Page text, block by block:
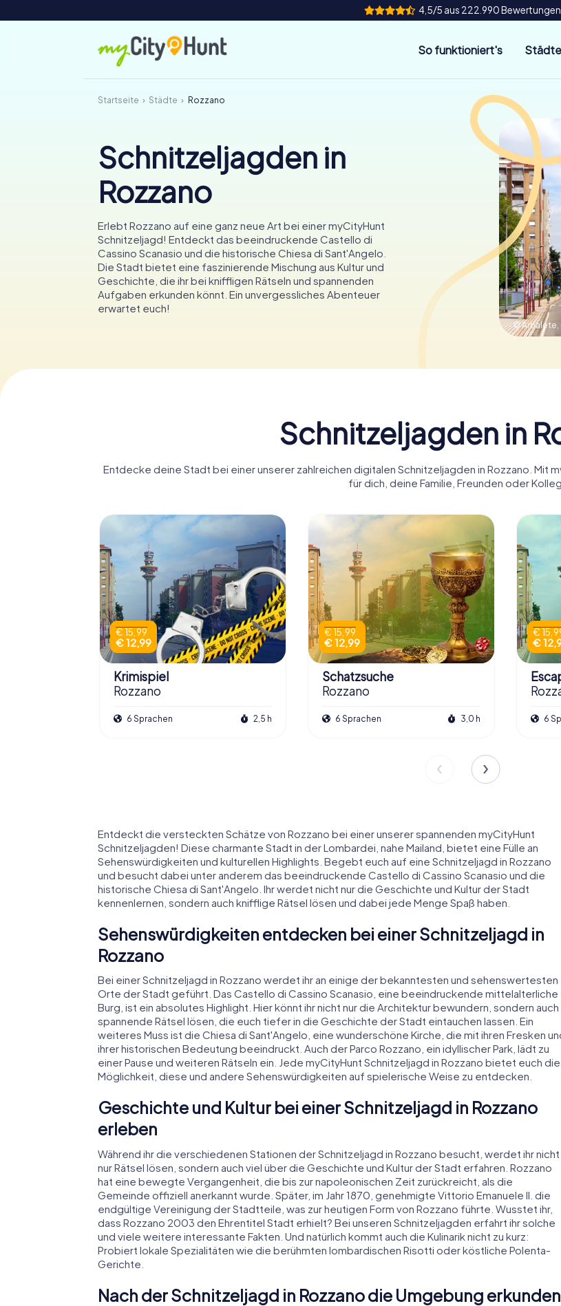
4,5/5 aus 222.990 Bewertungen
So funktioniert's Städte
Startseite Städte Rozzano
Schnitzeljagden in
Rozzano
Erlebt Rozzano auf eine ganz neue Art bei einer myCityHunt
Schnitzeljagd! Entdeckt das beeindruckende Castello di
Cassino Scanasio und die historische Chiesa di Sant'Angelo.
Die Stadt bietet eine faszinierende Mischung aus Kultur und
Geschichte, die ihr bei kniffligen Rätseln und spannenden
Aufgaben erkunden könnt. Ein unvergessliches Abenteuer
erwartet euch!
© Arbalete,
Schnitzeljagden in
Entdecke deine Stadt bei einer unserer zahlreichen digitalen Schnitzeljagden in Rozzano. Mit
für dich, deine Familie, Freunden oder
€ 15,99
€ 12,99
Krimispiel
Rozzano
6 Sprachen 2,5 h
€ 15,99
€ 12,99
Schatzsuche
Rozzano
6 Sprachen 3,0 h
€
€
6
Entdeckt die versteckten Schätze von Rozzano bei einer unserer spannenden myCityHunt
Schnitzeljagden! Diese charmante Stadt in der Lombardei, nahe Mailand, bietet eine Fülle an
Sehenswürdigkeiten und kulturellen Highlights. Begebt euch auf eine Schnitzeljagd in Rozzano
und besucht dabei unter anderem das beeindruckende Castello di Cassino Scanasio und die
historische Chiesa di Sant'Angelo. Ihr werdet nicht nur die Geschichte und Kultur der Stadt
kennenlernen, sondern auch knifflige Rätsel lösen und dabei jede Menge Spaß haben.
Sehenswürdigkeiten entdecken bei einer Schnitzeljagd in
Rozzano
Bei einer Schnitzeljagd in Rozzano werdet ihr an einige der bekanntesten und sehenswertesten
Orte der Stadt geführt. Das Castello di Cassino Scanasio, eine beeindruckende mittelalterliche
Burg, ist ein absolutes Highlight. Hier könnt ihr nicht nur die Architektur bewundern, sondern auch
spannende Rätsel lösen, die euch tiefer in die Geschichte der Stadt eintauchen lassen. Ein
weiteres Muss ist die Chiesa di Sant'Angelo, eine wunderschöne Kirche, die mit ihren Fresken
ihrer historischen Bedeutung beeindruckt. Auch der Parco Rozzano, ein idyllischer Park, lädt zu
einer Pause und weiteren Rätseln ein. Jede myCityHunt Schnitzeljagd in Rozzano bietet euch die
Möglichkeit, diese und andere Sehenswürdigkeiten auf spielerische Weise zu entdecken.
Geschichte und Kultur bei einer Schnitzeljagd in Rozzano
erleben
Während ihr die verschiedenen Stationen der Schnitzeljagd in Rozzano besucht, werdet ihr nicht
nur Rätsel lösen, sondern auch viel über die Geschichte und Kultur der Stadt erfahren. Rozzano
hat eine bewegte Vergangenheit, die bis zur napoleonischen Zeit zurückreicht, als die
Gemeinde offiziell anerkannt wurde. Später, im Jahr 1870, genehmigte Vittorio Emanuele II. die
endgültige Vereinigung der Stadtteile, was zur heutigen Form von Rozzano führte. Wusstet ihr,
dass Rozzano 2003 den Ehrentitel Stadt erhielt? Bei unseren Schnitzeljagden erfahrt ihr solche
und viele weitere interessante Fakten. Und natürlich kommt auch die Kulinarik nicht zu kurz:
Probiert lokale Spezialitäten wie die berühmten lombardischen Risotti oder köstliche Polenta-
Gerichte.
Nach der Schnitzeljagd in Rozzano die Umgebung erkunden